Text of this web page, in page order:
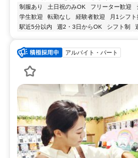
制服あり 土日祝のみOK フリーター歓迎
学生歓迎
転勤なし 経験者歓迎 月1シフト
駅近5分以内
週2・3日からOK シフト制
アルバイト・パート